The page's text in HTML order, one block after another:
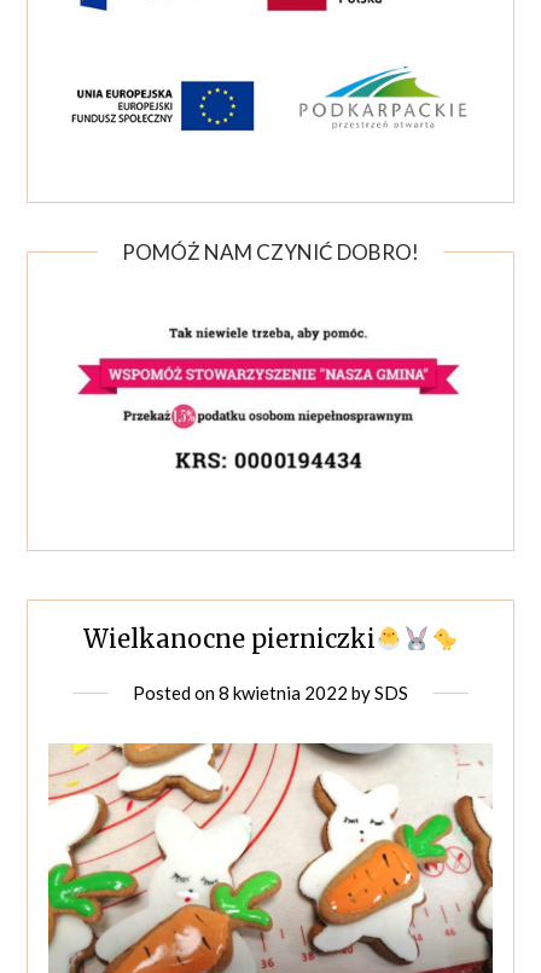
POMÓŻ NAM CZYNIĆ DOBRO!
Wielkanocne pierniczki
Posted on8 kwietnia 2022 bySDS